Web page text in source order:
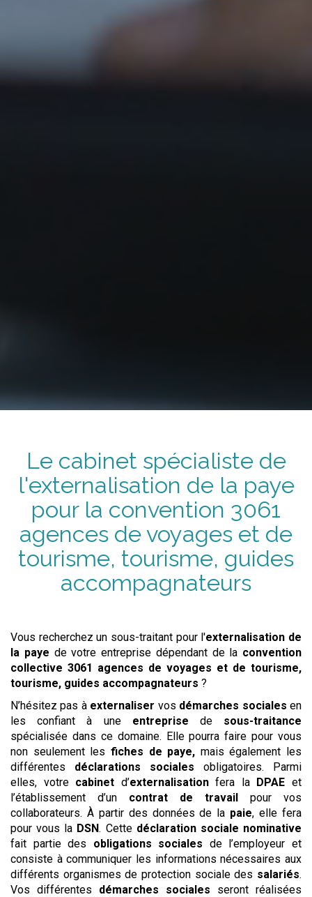
Le cabinet spécialiste de
l'externalisation de la paye
pour la convention 3061
agences de voyages et de
tourisme, tourisme, guides
accompagnateurs
Vous recherchez un sous-traitant pour l'externalisation de
la paye de votre entreprise dépendant de la convention
collective 3061 agences de voyages et de tourisme,
tourisme, guides accompagnateurs ?
N’hésitez pas à externaliser vos démarches sociales en
les confiant à une entreprise de sous-traitance
spécialisée dans ce domaine. Elle pourra faire pour vous
non seulement les fiches de paye, mais également les
différentes déclarations sociales obligatoires. Parmi
elles, votre cabinet d’externalisationfera la DPAE et
l’établissement d’un contrat de travail pour vos
collaborateurs. À partir des données de la paie, elle fera
pour vous la DSN. Cette déclaration sociale nominative
fait partie des obligations sociales de l’employeur et
consiste à communiquer les informations nécessaires aux
différents organismes de protection sociale des salariés.
Vos différentes démarches sociales seront réalisées